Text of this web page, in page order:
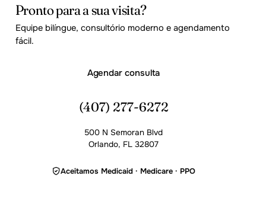
Pronto para a sua visita?
Equipe bilíngue, consultório moderno e agendamento
fácil.
Agendar consulta
(407) 277-6272
500 N Semoran Blvd
Orlando, FL 32807
Aceitamos Medicaid · Medicare · PPO